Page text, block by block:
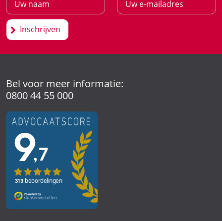
Inschrijven
Bel voor meer informatie:
0800 44 55 000